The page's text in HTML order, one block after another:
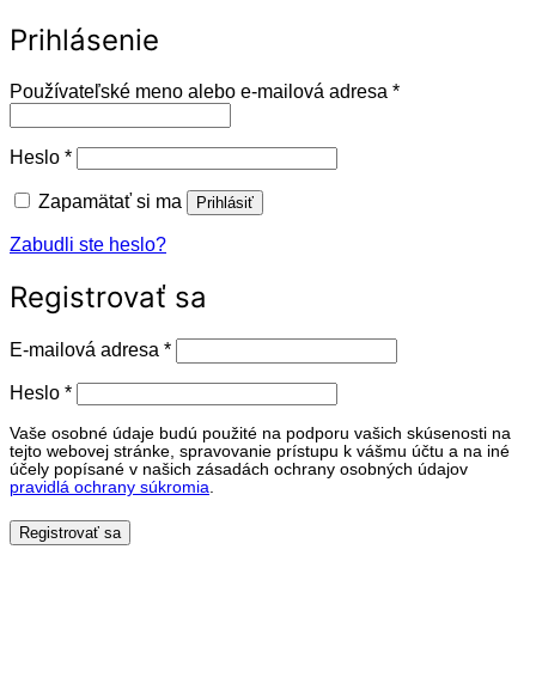
Prihlásenie
Používateľské meno alebo e-mailová adresa *Povinné
Heslo *Povinné
Zapamätať si ma Prihlásiť
Zabudli ste heslo?
Registrovať sa
E-mailová adresa *Povinné
Heslo *Povinné
Vaše osobné údaje budú použité na podporu vašich skúsenosti na
tejto webovej stránke, spravovanie prístupu k vášmu účtu a na iné
účely popísané v našich zásadách ochrany osobných údajov
pravidlá ochrany súkromia
Registrovať sa